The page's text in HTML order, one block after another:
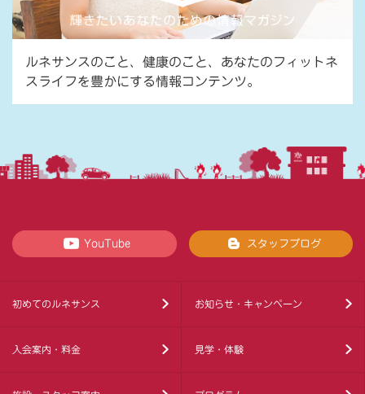
ルネサンスのこと、健康のこと、あなたのフィットネ
スライフを豊かにする情報コンテンツ。
YouTube スタッフブログ
初めてのルネサンス お知らせ・キャンペーン
入会案内・料金 見学・体験